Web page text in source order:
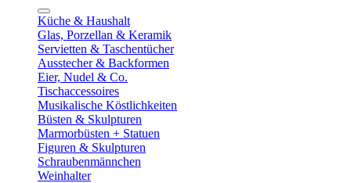
Küche & Haushalt
Glas, Porzellan & Keramik
Servietten & Taschentücher
Ausstecher & Backformen
Eier, Nudel & Co.
Tischaccessoires
Musikalische Köstlichkeiten
Büsten & Skulpturen
Marmorbüsten + Statuen
Figuren & Skulpturen
Schraubenmännchen
Weinhalter